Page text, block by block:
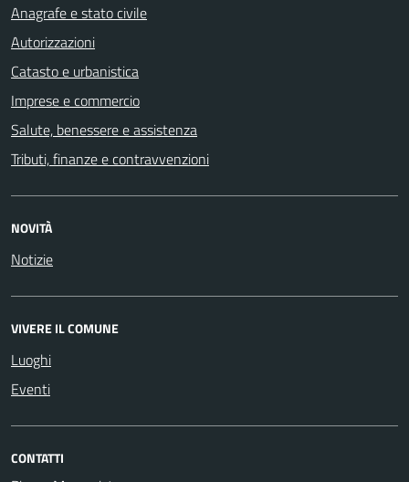
Anagrafe e stato civile
Autorizzazioni
Catasto e urbanistica
Imprese e commercio
Salute, benessere e assistenza
Tributi, finanze e contravvenzioni
NOVITÀ
Notizie
VIVERE IL COMUNE
Luoghi
Eventi
CONTATTI